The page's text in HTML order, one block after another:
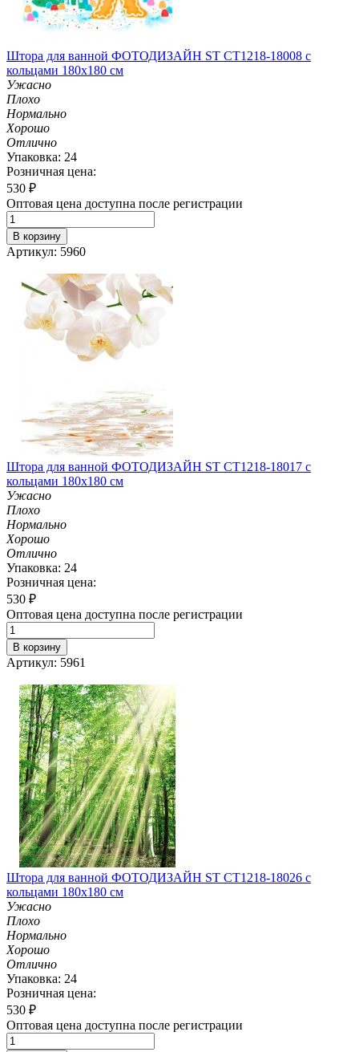
Штора для ванной ФОТОДИЗАЙН ST CT1218-18008 с
кольцами 180х180 см
Ужасно
Плохо
Нормально
Хорошо
Отлично
Упаковка: 24
Розничная цена:
530 ₽
Оптовая цена доступна после регистрации
В корзину
Артикул: 5960
Штора для ванной ФОТОДИЗАЙН ST CT1218-18017 с
кольцами 180х180 см
Ужасно
Плохо
Нормально
Хорошо
Отлично
Упаковка: 24
Розничная цена:
530 ₽
Оптовая цена доступна после регистрации
В корзину
Артикул: 5961
Штора для ванной ФОТОДИЗАЙН ST CT1218-18026 с
кольцами 180х180 см
Ужасно
Плохо
Нормально
Хорошо
Отлично
Упаковка: 24
Розничная цена:
530 ₽
Оптовая цена доступна после регистрации